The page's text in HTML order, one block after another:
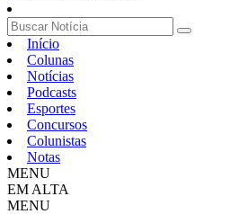
Início
Colunas
Notícias
Podcasts
Esportes
Concursos
Colunistas
Notas
MENU
EM ALTA
MENU